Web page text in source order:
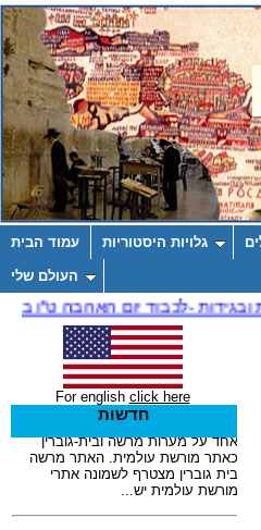
עמוד הבית גלויות היסטוריות
העולם שלי
For english click here
חדשות